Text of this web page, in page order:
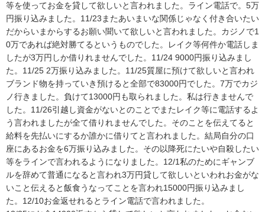
等を使ってお金を貸して欲しいと言われました。ライン電話で。5万
円振り込みました。11/23またあいまいな関係じゃなく付き合いたい
だからいまからするお願い聞いて欲しいと言われました。カジノで1
0万であれば絶対勝てるというものでした。レイク等何件か電話しま
したが3万円しか借りれませんでした。11/24 9000円振り込みまし
た。11/25 2万振り込みました。11/25質屋に預けて欲しいと言われ
ブランド物を持っていき預けると全部で83000円でした。7万でカジ
ノ行きました。負けて13000円も取られました。私は行きませんで
した。11/26引越し資金がないとのことでまたレイク等に電話するよ
う言われましたが全て借りれませんでした。そのことを伝えてると
給料を先払いにするか誰かに借りてと言われました。結局自分の口
座にあるお金を6万振り込みました。その以降死にたいや自殺したい
等をラインで言われるようになりました。12/1私のためにギャンブ
ルを辞めて普通になると言われ3万円貸して欲しいといわれお金がな
いこと伝えると飯食うなってことを言われ15000円振り込みまし
た。12/10お金返せれるとライン電話で言われました。